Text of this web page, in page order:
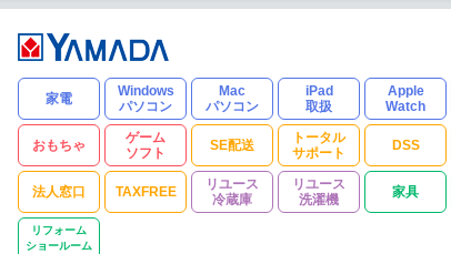
家電
Windows
パソコン
Mac
パソコン
iPad
取扱
Apple
Watch
おもちゃ
ゲーム
ソフト
SE配送
トータル
サポート
DSS
法人窓口 TAXFREE
リユース
冷蔵庫
リユース
洗濯機
家具
リフォーム
ショールーム